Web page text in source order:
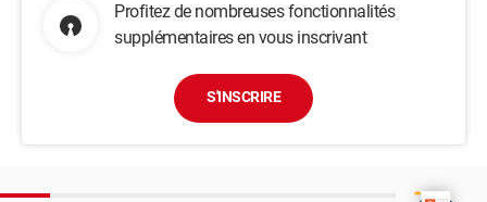
Profitez de nombreuses fonctionnalités
supplémentaires en vous inscrivant
S'INSCRIRE